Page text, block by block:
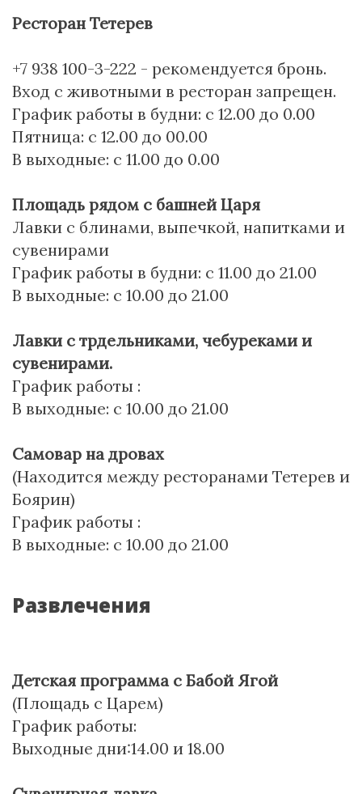
Ресторан Тетерев
+7 938 100-3-222 - рекомендуется бронь.
Вход с животными в ресторан запрещен.
График работы в будни: с 12.00 до 0.00
Пятница: с 12.00 до 00.00
В выходные: с 11.00 до 0.00
Площадь рядом с башней Царя
Лавки с блинами, выпечкой, напитками и
сувенирами
График работы в будни: с 11.00 до 21.00
В выходные: с 10.00 до 21.00
Лавки с трдельниками, чебуреками и
сувенирами.
График работы :
В выходные: с 10.00 до 21.00
Самовар на дровах
(Находится между ресторанами Тетерев и
Боярин)
График работы :
В выходные: с 10.00 до 21.00
Развлечения
Детская программа с Бабой Ягой
(Площадь с Царем)
График работы:
Выходные дни:14.00 и 18.00